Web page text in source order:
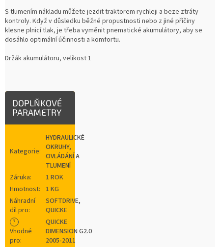
S tlumením nákladu můžete jezdit traktorem rychleji a beze ztráty
kontroly. Když v důsledku běžné propustnosti nebo z jiné příčiny
klesne plnicí tlak, je třeba vyměnit pnematické akumulátory, aby se
dosáhlo optimální účinnosti a komfortu.
Držák akumulátoru, velikost 1
DOPLŇKOVÉ
PARAMETRY
Kategorie:
HYDRAULICKÉ
OKRUHY,
OVLÁDÁNÍ A
TLUMENÍ
Záruka:
1 ROK
Hmotnost:
1 KG
Náhradní
díl pro:
SOFTDRIVE,
QUICKE
?
Vhodné
pro:
QUICKE
DIMENSION G2.0
2005-2011